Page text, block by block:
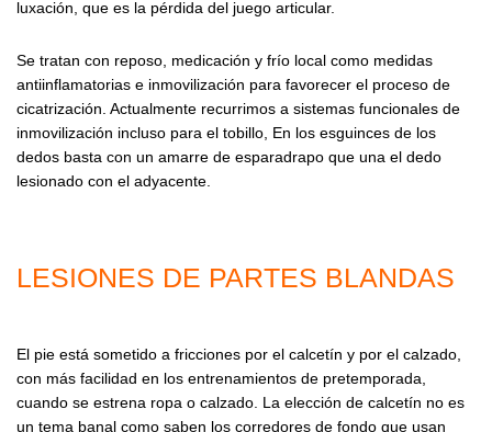
luxación, que es la pérdida del juego articular.
Se tratan con reposo, medicación y frío local como medidas
antiinflamatorias e inmovilización para favorecer el proceso de
cicatrización. Actualmente recurrimos a sistemas funcionales de
inmovilización incluso para el tobillo, En los esguinces de los
dedos basta con un amarre de esparadrapo que una el dedo
lesionado con el adyacente.
LESIONES DE PARTES BLANDAS
El pie está sometido a fricciones por el calcetín y por el calzado,
con más facilidad en los entrenamientos de pretemporada,
cuando se estrena ropa o calzado. La elección de calcetín no es
un tema banal como saben los corredores de fondo que usan